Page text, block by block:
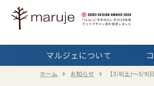
マルジェについて
コンセプト住宅
ラインナップTOP
マルジェの
サービス
ホーム お知らせ 【3/8(土)～3/9(